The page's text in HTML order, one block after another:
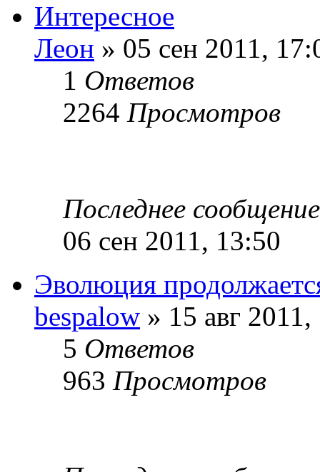
Интересное
Леон » 05 сен 2011,
1 Ответов
2264 Просмотров
Последнее
06 сен 2011, 13:50
Эволюция
bespalow » 15 авг
5 Ответов
963 Просмотров